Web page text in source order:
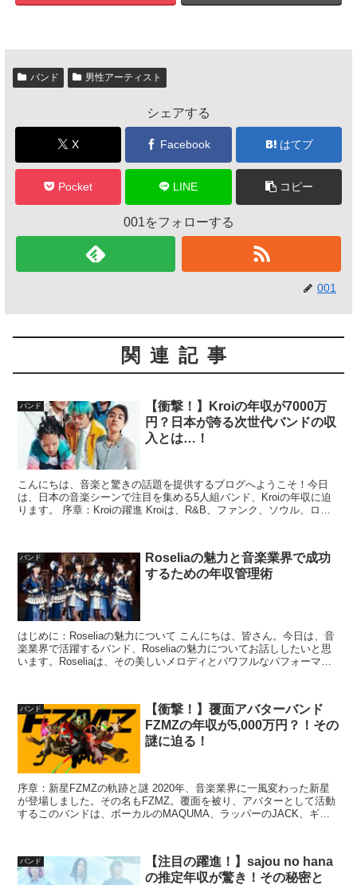
バンド 男性アーティスト
シェアする
X Facebook はてブ
Pocket LINE コピー
001をフォローする
001
関連記事
バンド
【衝撃！】Kroiの年収が7000万
円？日本が誇る次世代バンドの収
入とは…！
こんにちは、音楽と驚きの話題を提供するブログへようこそ！今日
は、日本の音楽シーンで注目を集める5人組バンド、Kroiの年収に迫
ります。 序章：Kroiの躍進 Kroiは、R&B、ファンク、ソウル、ロッ
バンド
Roseliaの魅力と音楽業界で成功
するための年収管理術
はじめに：Roseliaの魅力について こんにちは、皆さん。今日は、音
楽業界で活躍するバンド、Roseliaの魅力についてお話ししたいと思
います。Roseliaは、その美しいメロディとパワフルなパフォーマン
バンド
【衝撃！】覆面アバターバンド
FZMZの年収が5,000万円？！その
謎に迫る！
序章：新星FZMZの軌跡と謎 2020年、音楽業界に一風変わった新星
が登場しました。その名もFZMZ。覆面を被り、アバターとして活動
するこのバンドは、ボーカルのMAQUMA、ラッパーのJACK、ギタ
バンド
【注目の躍進！】sajou no hana
の推定年収が驚き！その秘密と